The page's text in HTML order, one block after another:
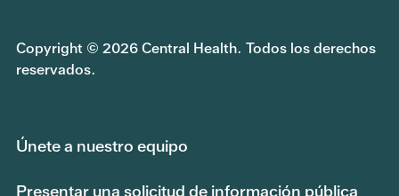
Copyright © 2026 Central Health. Todos los derechos
reservados.
Únete a nuestro equipo
Presentar una solicitud de información pública